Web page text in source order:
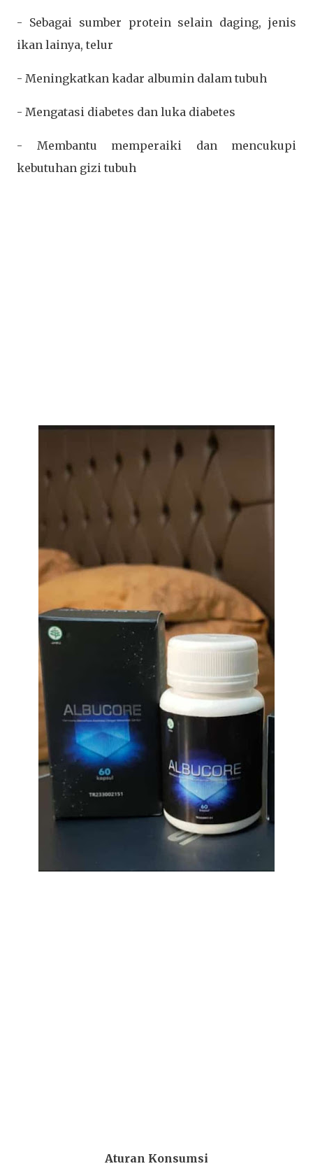
- Sebagai sumber protein selain daging, jenis
ikan lainya, telur
- Meningkatkan kadar albumin dalam tubuh
- Mengatasi diabetes dan luka diabetes
- Membantu memperaiki dan mencukupi
kebutuhan gizi tubuh
Aturan Konsumsi